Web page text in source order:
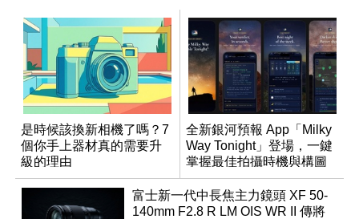
是時候該換新相機了嗎？7
個你手上器材真的需要升
級的理由
全新銀河預報 App「Milky
Way Tonight」登場，一鍵
掌握最佳拍攝時機與構圖
富士新一代中長焦主力鏡頭 XF 50-
140mm F2.8 R LM OIS WR II 傳將